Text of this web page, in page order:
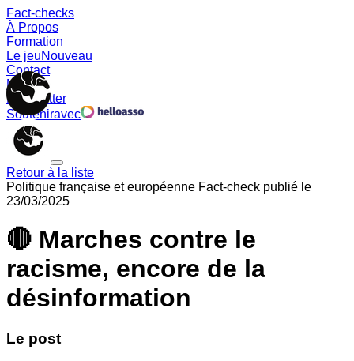
Fact-checks
À Propos
Formation
Le jeuNouveau
Contact
Memes
Newsletter
Souteniravec
Retour à la liste
Politique française et européenne Fact-check publié le
23/03/2025
🔴 Marches contre le
racisme, encore de la
désinformation
Le post